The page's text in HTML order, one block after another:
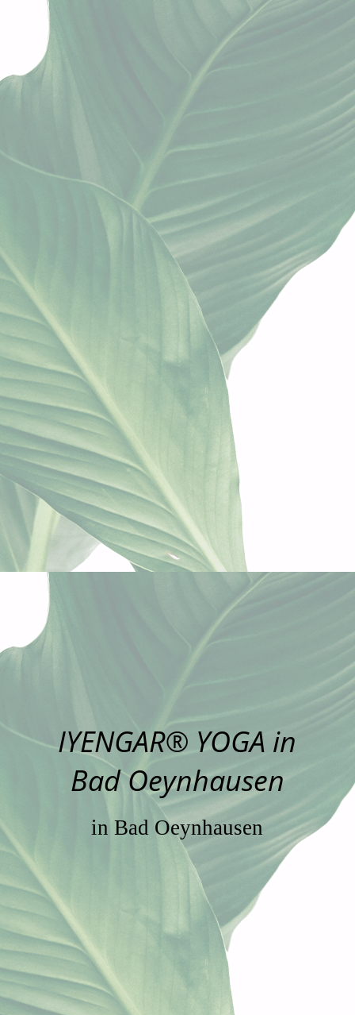
IYENGAR® YOGA in
Bad Oeynhausen
in Bad Oeynhausen